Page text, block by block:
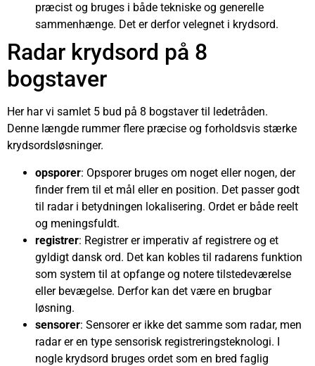
præcist og bruges i både tekniske og generelle
sammenhænge. Det er derfor velegnet i krydsord.
Radar krydsord på 8
bogstaver
Her har vi samlet 5 bud på 8 bogstaver til ledetråden.
Denne længde rummer flere præcise og forholdsvis stærke
krydsordsløsninger.
opsporer: Opsporer bruges om noget eller nogen, der
finder frem til et mål eller en position. Det passer godt
til radar i betydningen lokalisering. Ordet er både reelt
og meningsfuldt.
registrer: Registrer er imperativ af registrere og et
gyldigt dansk ord. Det kan kobles til radarens funktion
som system til at opfange og notere tilstedeværelse
eller bevægelse. Derfor kan det være en brugbar
løsning.
sensorer: Sensorer er ikke det samme som radar, men
radar er en type sensorisk registreringsteknologi. I
nogle krydsord bruges ordet som en bred faglig